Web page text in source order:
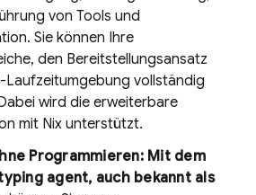
von Tools und
Sie können Ihre
den Bereitstellungsansatz
Laufzeitumgebung vollständig
wird die erweiterbare
mit Nix unterstützt.
Programmieren: Mit dem
agent, auch bekannt als